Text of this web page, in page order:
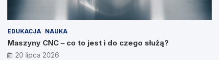
EDUKACJA NAUKA
Maszyny CNC – co to jest i do czego służą?
20 lipca 2026